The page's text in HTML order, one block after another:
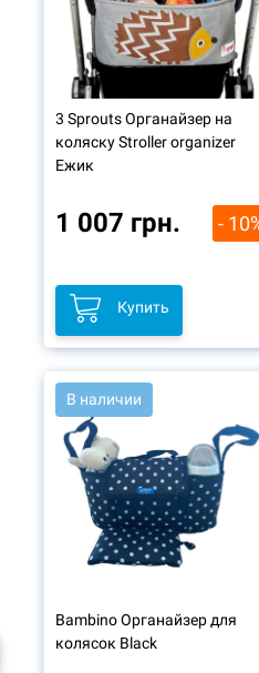
3 Sprouts Органайзер на
коляску Stroller organizer
Ежик
1 007 грн. -
Купить
В наличии
Bambino Органайзер для
колясок Black